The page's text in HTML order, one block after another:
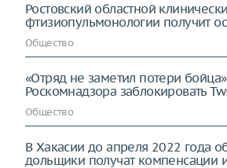
Ростовский областной
фтизиопульмонологии получит
Общество
«Отряд не заметил потери
Роскомнадзора заблокировать
Общество
В Хакасии до апреля 2022 года
дольщики получат компенсации